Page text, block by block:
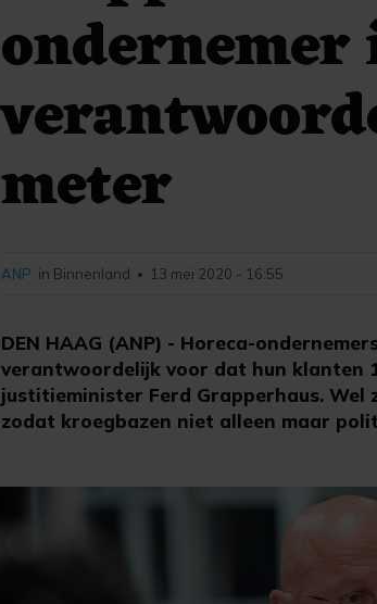
ondernemer
meter
DEN HAAG (ANP) - Horeca-
verantwoordelijk voor dat hun klanten
justitieminister Ferd Grapperhaus. Wel
zodat kroegbazen niet alleen maar
ANP in Binnenland • 13 mei 2020 - 16:55